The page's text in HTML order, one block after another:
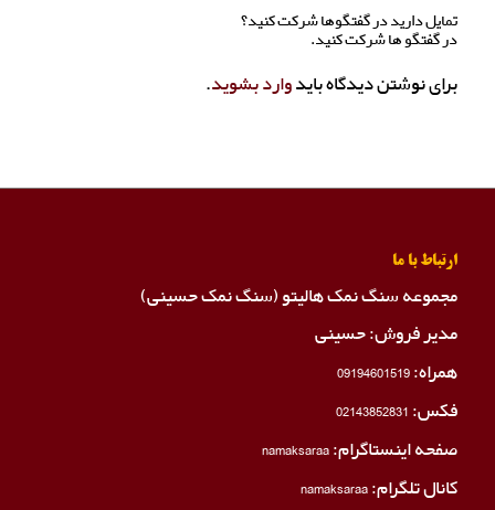
تمایل دارید در گفتگوها شرکت کنید؟
در گفتگو ها شرکت کنید.
برای نوشتن دیدگاه بایدوارد بشوید.
ارتباط با ما
مجموعه سنگ نمک هالیتو (سنگ نمک حسینی)
مدیر فروش: حسینی
همراه:09194601519
فکس:02143852831
صفحه اینستاگرام:namaksaraa
کانال تلگرام:namaksaraa